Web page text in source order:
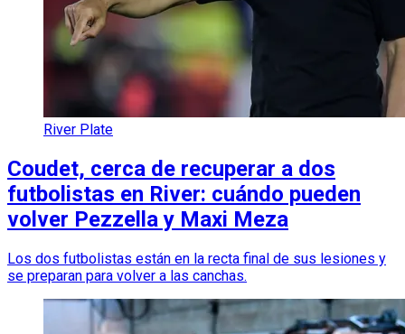
River Plate
Coudet, cerca de recuperar a dos
futbolistas en River: cuándo pueden
volver Pezzella y Maxi Meza
Los dos futbolistas están en la recta final de sus lesiones y
se preparan para volver a las canchas.